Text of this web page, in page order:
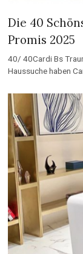
Die 40
Promis 2025
40/ 40Cardi Bs
Haussuche haben